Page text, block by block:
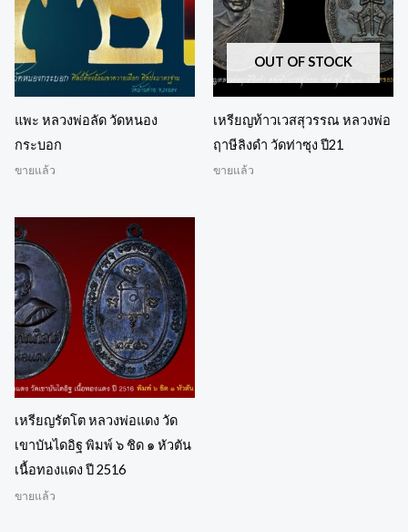
แพะ หลวงพ่อลัด วัดหนอง
กระบอก
ขายแล้ว
OUT OF STOCK
เหรียญท้าวเวสสุวรรณ หลวงพ่อ
ฤาษีลิงดำ วัดท่าซุง ปี21
ขายแล้ว
เหรียญรัตโต หลวงพ่อแดง วัด
เขาบันไดอิฐ พิมพ์ ๖ ชิด ๑ หัวตัน
เนื้อทองแดง ปี 2516
ขายแล้ว